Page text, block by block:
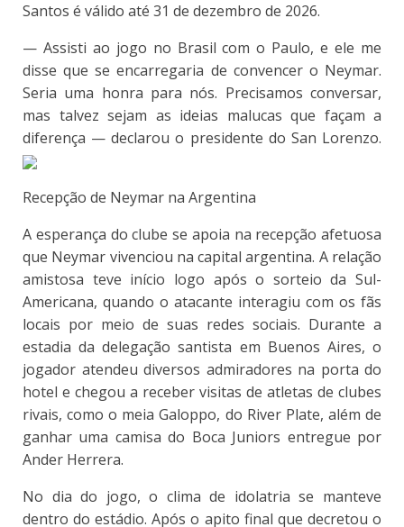
Santos é válido até 31 de dezembro de 2026.
— Assisti ao jogo no Brasil com o Paulo, e ele me
disse que se encarregaria de convencer o Neymar.
Seria uma honra para nós. Precisamos conversar,
mas talvez sejam as ideias malucas que façam a
diferença — declarou o presidente do San Lorenzo.
Recepção de Neymar na Argentina
A esperança do clube se apoia na recepção afetuosa
que Neymar vivenciou na capital argentina. A relação
amistosa teve início logo após o sorteio da Sul-
Americana, quando o atacante interagiu com os fãs
locais por meio de suas redes sociais. Durante a
estadia da delegação santista em Buenos Aires, o
jogador atendeu diversos admiradores na porta do
hotel e chegou a receber visitas de atletas de clubes
rivais, como o meia Galoppo, do River Plate, além de
ganhar uma camisa do Boca Juniors entregue por
Ander Herrera.
No dia do jogo, o clima de idolatria se manteve
dentro do estádio. Após o apito final que decretou o